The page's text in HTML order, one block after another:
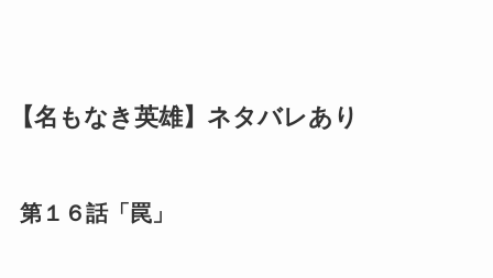
【名もなき英雄】ネタバレあり
第１６話「罠」